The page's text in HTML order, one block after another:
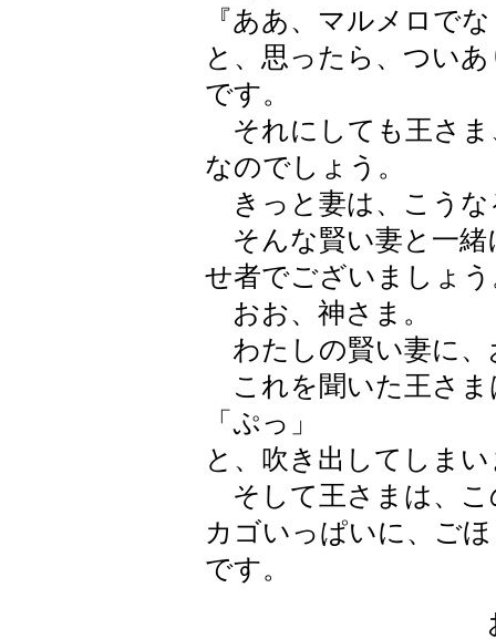
『ああ、マルメロで
と、思ったら、つい
です。
それにしても王さま
なのでしょう。
きっと妻は、こうな
そんな賢い妻と一緒
せ者でございましょ
おお、神さま。
わたしの賢い妻に、
これを聞いた王さま
「ぷっ」
と、吹き出してしま
そして王さまは、こ
カゴいっぱいに、ご
です。